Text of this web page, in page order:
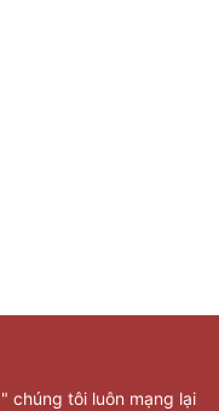
chúng tôi luôn mạng lại